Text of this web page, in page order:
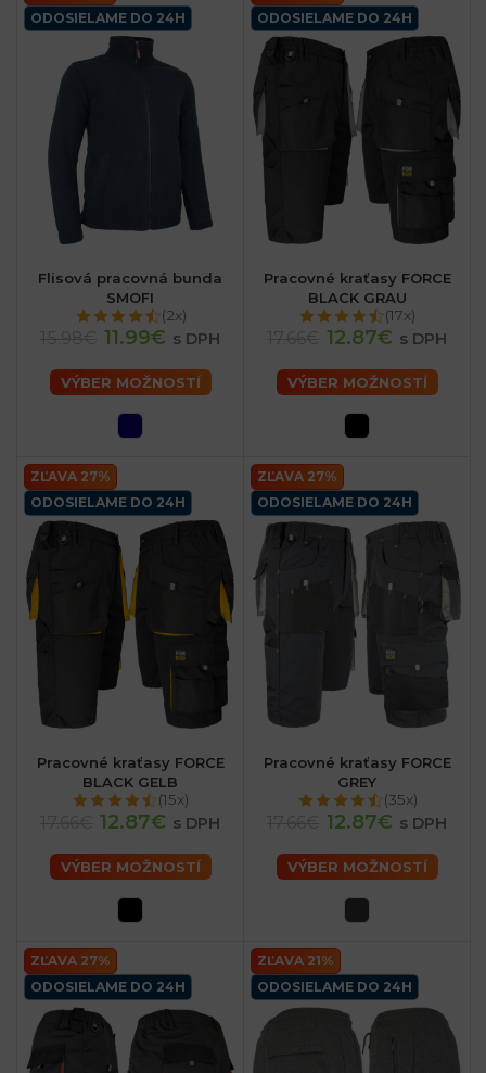
ODOSIELAME DO 24H
Flisová pracovná bunda
SMOFI
(2x)
11.99€ s DPH
VÝBER MOŽNOSTÍ
ODOSIELAME DO 24H
Pracovné kraťasy FORCE
BLACK GRAU
(17x)
12.87€ s DPH
VÝBER MOŽNOSTÍ
ZĽAVA 27%
ODOSIELAME DO 24H
Pracovné kraťasy FORCE
BLACK GELB
(15x)
12.87€ s DPH
VÝBER MOŽNOSTÍ
ZĽAVA 27%
ODOSIELAME DO 24H
Pracovné kraťasy FORCE
GREY
(35x)
12.87€ s DPH
VÝBER MOŽNOSTÍ
ZĽAVA 27%
ODOSIELAME DO 24H
ZĽAVA 21%
ODOSIELAME DO 24H